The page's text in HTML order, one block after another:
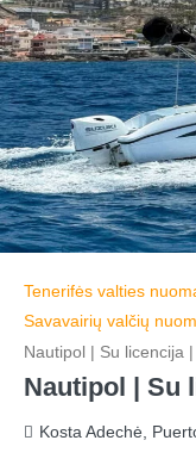
Tenerifės valties
Savavairių valčių
Nautipol | Su licencija
Nautipol | Su
Kosta Adechė,